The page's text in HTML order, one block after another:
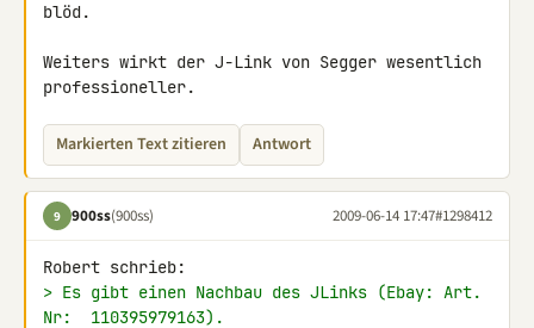
blöd.
Weiters wirkt der J-Link von Segger wesentlich
professioneller.
Markierten Text zitieren Antwort
9 900ss(900ss) 2009-06-14 17:47#1298412
> Es gibt einen Nachbau des JLinks (Ebay: Art.
Nr:  110395979163).